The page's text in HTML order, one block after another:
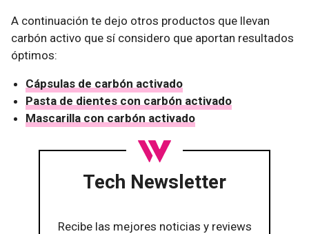
A continuación te dejo otros productos que llevan
carbón activo que sí considero que aportan resultados
óptimos:
Cápsulas de carbón activado
Pasta de dientes con carbón activado
Mascarilla con carbón activado
Tech Newsletter
Recibe las mejores noticias y reviews